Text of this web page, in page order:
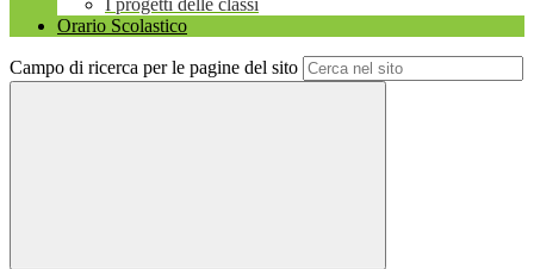
I progetti delle classi
Orario Scolastico
Campo di ricerca per le pagine del sito